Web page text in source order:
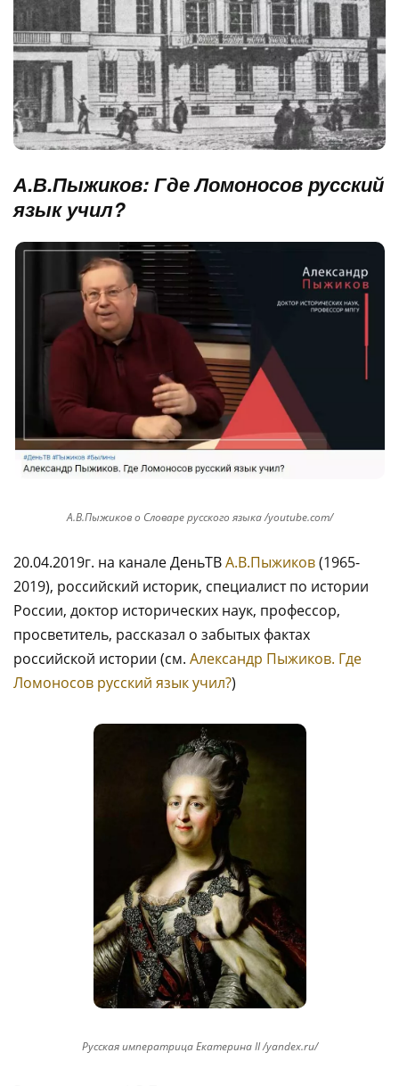
А.В.Пыжиков: Где Ломоносов русский
язык учил?
А.В.Пыжиков о Словаре русского языка /youtube.com/
20.04.2019г. на канале ДеньТВА.В.Пыжиков(1965-
2019), российский историк, специалист по истории
России, доктор исторических наук, профессор,
просветитель, рассказал о забытых фактах
российской истории (см. Александр Пыжиков. Где
Ломоносов русский язык учил?)
Русская императрица Екатерина II /yandex.ru/